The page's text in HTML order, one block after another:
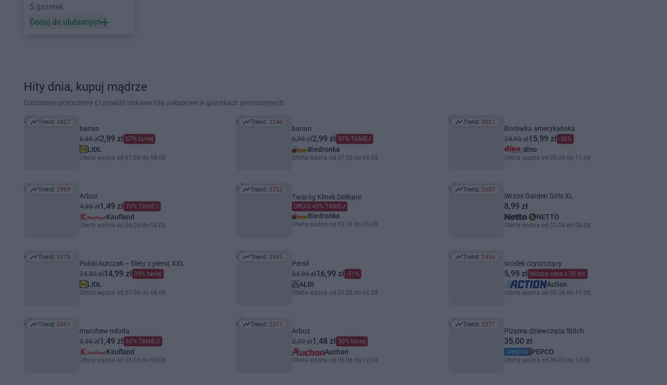
5 gazetek
Dodaj do ulubionych
Hity dnia, kupuj mądrze
Codziennie pomożemy Ci znaleźć ciekawe hity zakupowe w gazetkach promocyjnych
Trend: 3427
Trend: 3427
banan
6,99 zł2,99 zł 57% taniej
LIDL
Oferta ważna od 07.08 do 08.08
Trend: 3240
Trend: 3240
banan
6,99 zł2,99 zł 57% TANIEJ
Biedronka
Oferta ważna od 07.08 do 08.08
Trend: 3021
Trend: 3021
Borówka amerykańska
24,99 zł15,99 zł -36%
dino
Oferta ważna od 05.08 do 11.08
Trend: 2969
Trend: 2969
Arbuz
4,99 zł1,49 zł 70% TANIEJ
Kaufland
Oferta ważna od 06.08 do 08.08
Trend: 2723
Trend: 2723
Twaróg Klinek Delikate
DRUGI 40% TANIEJ
Biedronka
Oferta ważna od 03.08 do 08.08
Trend: 2687
Trend: 2687
Wrzos Garden Girls XL
8,99 zł
NETTO
Oferta ważna od 03.08 do 08.08
Trend: 2679
Trend: 2679
Polski kurczak – filety z piersi, XXL
24,80 zł14,99 zł 39% taniej
LIDL
Oferta ważna od 07.08 do 08.08
Trend: 2593
Trend: 2593
Persil
34,99 zł16,99 zł -51%
ALDI
Oferta ważna od 05.08 do 08.08
Trend: 2456
Trend: 2456
środek czyszczący
5,99 zł Niższa cena z 30 dni
Action
Oferta ważna od 05.08 do 11.08
Trend: 2451
Trend: 2451
marchew młoda
3,99 zł1,49 zł 62% TANIEJ!
Kaufland
Oferta ważna od 06.08 do 08.08
Trend: 2371
Trend: 2371
Arbuz
2,99 zł1,48 zł 50% taniej
Auchan
Oferta ważna od 06.08 do 12.08
Trend: 2371
Trend: 2371
Piżama dziewczęca Stitch
35,00 zł
PEPCO
Oferta ważna od 06.08 do 12.08